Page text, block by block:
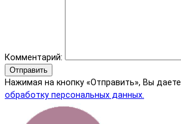
Комментарий:
Отправить
Нажимая на кнопку «Отправить», Вы даете
обработку персональных данных.